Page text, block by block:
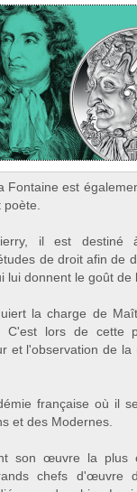
Fontaine est
il est destiné
de droit afin de
lui donnent le goût de
la charge de
C'est lors de cette
et l'observation de la
française où il
et des Modernes.
son œuvre la plus
chefs d'œuvre